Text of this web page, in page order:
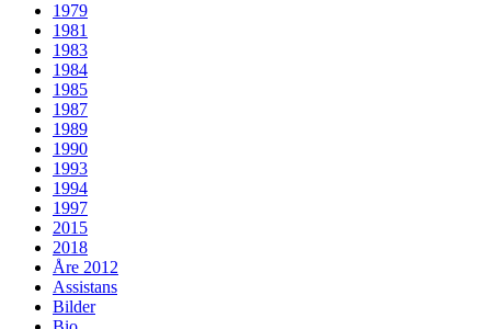
1979
1981
1983
1984
1985
1987
1989
1990
1993
1994
1997
2015
2018
Åre 2012
Assistans
Bilder